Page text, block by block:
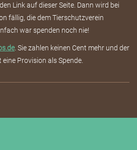
Link auf dieser Seite. Dann wird bei
fällig, die dem Tierschutzverein
war spenden noch nie!
. Sie zahlen keinen Cent mehr und der
Provision als Spende.